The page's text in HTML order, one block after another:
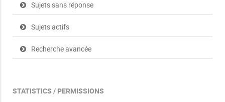
Sujets sans réponse
Sujets actifs
Recherche avancée
STATISTICS / PERMISSIONS